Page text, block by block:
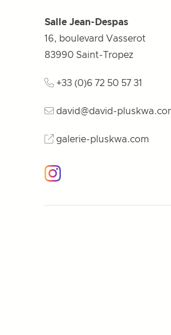
Salle Jean-Despas
16, boulevard Vasserot
83990 Saint-Tropez
+33 (0)6 72 50 57 31
david@david-
galerie-pluskwa.com
Instagram